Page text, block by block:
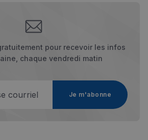
pour recevoir les infos
chaque vendredi matin
Je m'abonne